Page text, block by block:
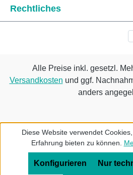
Rechtliches
Alle Preise inkl. gesetzl.
Versandkosten und ggf.
anders
Diese Website verwendet
Erfahrung bieten zu können.
Nur
Konfigurieren